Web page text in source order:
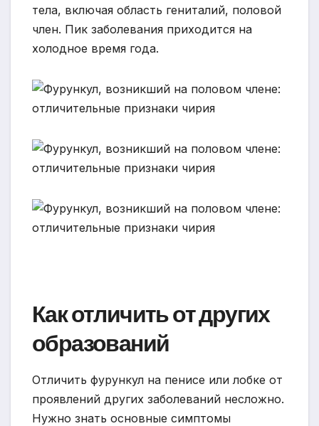
тела, включая область гениталий, половой
член. Пик заболевания приходится на
холодное время года.
Как отличить от других
образований
Отличить фурункул на пенисе или лобке от
проявлений других заболеваний несложно.
Нужно знать основные симптомы